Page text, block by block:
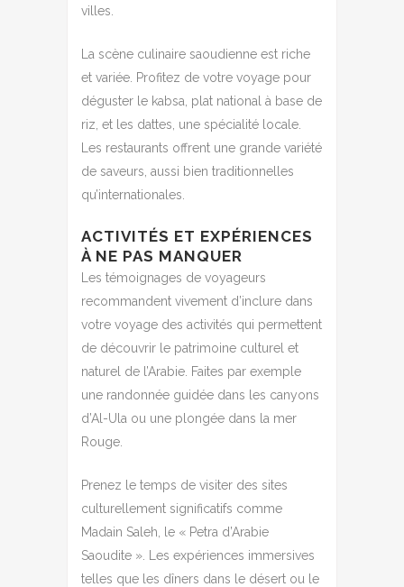
villes.
La scène culinaire saoudienne est riche
et variée. Profitez de votre voyage pour
déguster le kabsa, plat national à base de
riz, et les dattes, une spécialité locale.
Les restaurants offrent une grande variété
de saveurs, aussi bien traditionnelles
qu’internationales.
ACTIVITÉS ET EXPÉRIENCES
À NE PAS MANQUER
Les témoignages de voyageurs
recommandent vivement d’inclure dans
votre voyage des activités qui permettent
de découvrir le patrimoine culturel et
naturel de l’Arabie. Faites par exemple
une randonnée guidée dans les canyons
d’Al-Ula ou une plongée dans la mer
Rouge.
Prenez le temps de visiter des sites
culturellement significatifs comme
Madain Saleh, le « Petra d’Arabie
Saoudite ». Les expériences immersives
telles que les dîners dans le désert ou le